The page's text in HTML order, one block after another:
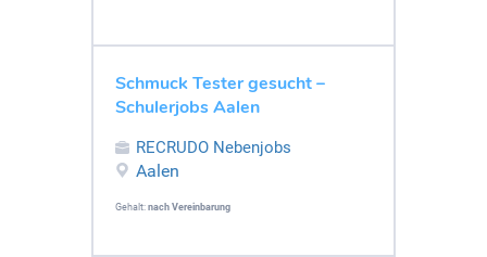
Schmuck Tester gesucht –
Schulerjobs Aalen
RECRUDO Nebenjobs
Aalen
Gehalt: nach Vereinbarung